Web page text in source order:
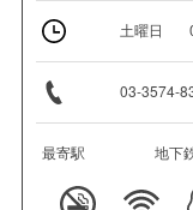
土曜日
03-3574-
最寄駅 地下